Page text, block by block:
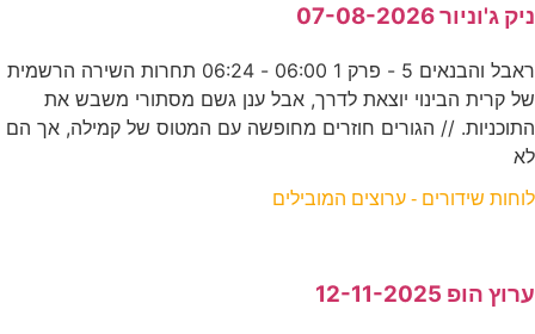
ניק ג'וניור 07-08-2026
ראבל והבנאים 5 - פרק 1 06:00 - 06:24 תחרות השירה הרשמית
של קרית הבינוי יוצאת לדרך, אבל ענן גשם מסתורי משבש את
התוכניות. // הגורים חוזרים מחופשה עם המטוס של קמילה, אך הם
לא
לוחות שידורים - ערוצים המובילים
ערוץ הופ 12-11-2025